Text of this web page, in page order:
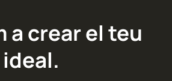
a crear el teu